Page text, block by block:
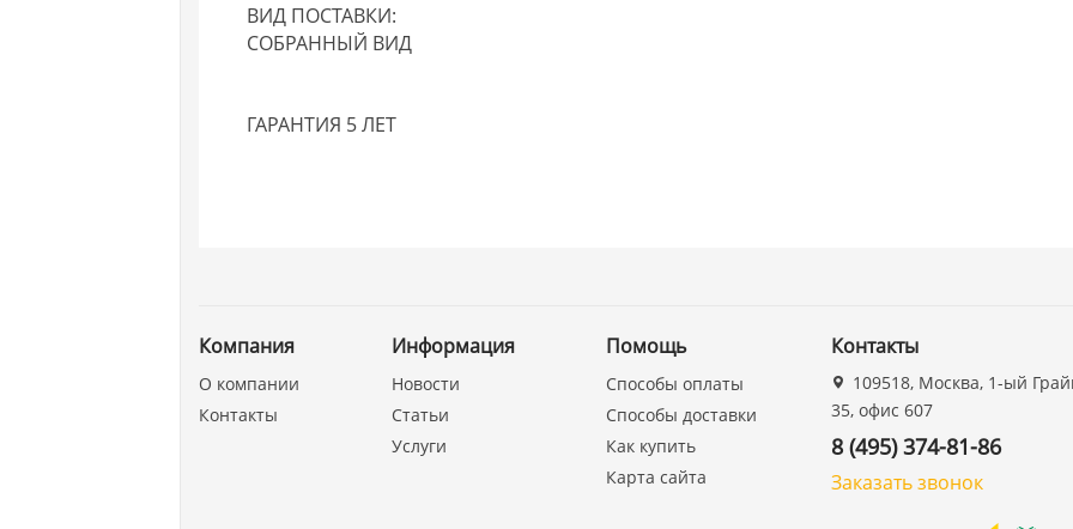
ВИД ПОСТАВКИ:
СОБРАННЫЙ ВИД
ГАРАНТИЯ 5 ЛЕТ
Компания
О компании
Контакты
Информация
Новости
Статьи
Услуги
Помощь
Способы оплаты
Способы доставки
Как купить
Карта сайта
Контакты
109518, Москва, 1-ый
35, офис 607
8 (495) 374-81-86
Заказать звонок